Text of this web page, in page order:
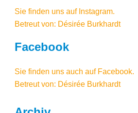
Sie finden uns auf Instagram.
Betreut von: Désirée Burkhardt
Facebook
Sie finden uns auch auf Facebook.
Betreut von: Désirée Burkhardt